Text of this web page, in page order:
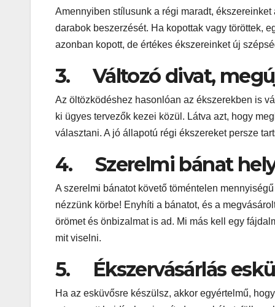
Amennyiben stílusunk a régi maradt,
darabok beszerzését. Ha kopottak vagy töröttek,
azonban kopott, de értékes ékszereinket új
3. Változó divat,
Az öltözködéshez hasonlóan az ékszerekben is
ki ügyes tervezők kezei közül. Látva azt, hogy
választani. A jó állapotú régi ékszereket persze
4. Szerelmi bánat
A szerelmi bánatot követő töméntelen
nézzünk körbe! Enyhíti a bánatot, és a
örömet és önbizalmat is ad. Mi más kell egy
mit viselni.
5. Ékszervásárlás
Ha az esküvősre készülsz, akkor egyértelmű,